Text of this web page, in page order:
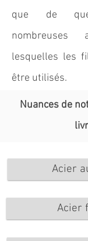
que de
nombreuses
lesquelles les
être utilisés.
Nuances de
Acier
Acier